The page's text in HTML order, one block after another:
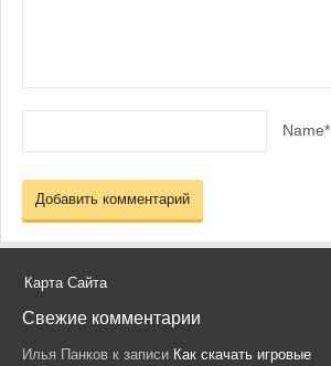
Name*
Карта Сайта
Свежие комментарии
Илья Панков к записи Как скачать игровые